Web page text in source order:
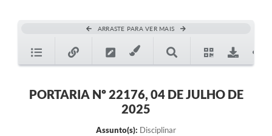
ARRASTE PARA VER MAIS
PORTARIA Nº 22176, 04 DE JULHO DE
2025
Assunto(s): Disciplinar